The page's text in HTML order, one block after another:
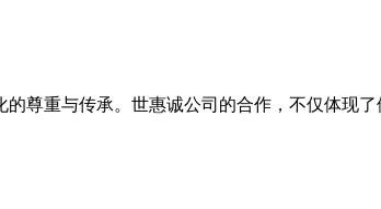
尊重与传承。世惠诚公司的合作，不仅体现